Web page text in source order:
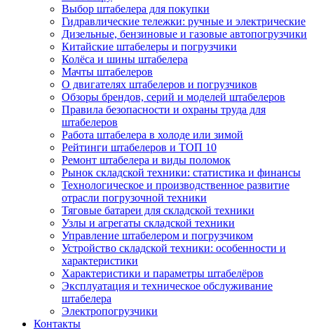
Выбор штабелера для покупки
Гидравлические тележки: ручные и электрические
Дизельные, бензиновые и газовые автопогрузчики
Китайские штабелеры и погрузчики
Колёса и шины штабелера
Мачты штабелеров
О двигателях штабелеров и погрузчиков
Обзоры брендов, серий и моделей штабелеров
Правила безопасности и охраны труда для
штабелеров
Работа штабелера в холоде или зимой
Рейтинги штабелеров и ТОП 10
Ремонт штабелера и виды поломок
Рынок складской техники: статистика и финансы
Технологическое и производственное развитие
отрасли погрузочной техники
Тяговые батареи для складской техники
Узлы и агрегаты складской техники
Управление штабелером и погрузчиком
Устройство складской техники: особенности и
характеристики
Характеристики и параметры штабелёров
Эксплуатация и техническое обслуживание
штабелера
Электропогрузчики
Контакты